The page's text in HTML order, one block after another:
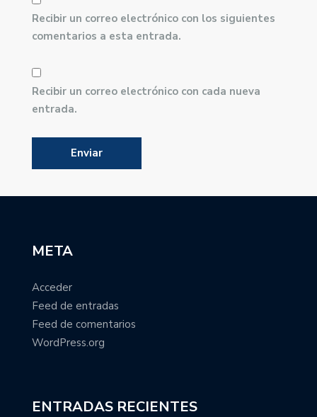
Recibir un correo electrónico con los siguientes
comentarios a esta entrada.
Recibir un correo electrónico con cada nueva
entrada.
META
Acceder
Feed de entradas
Feed de comentarios
WordPress.org
ENTRADAS RECIENTES